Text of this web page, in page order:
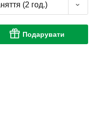
(2 год.)
Подарувати